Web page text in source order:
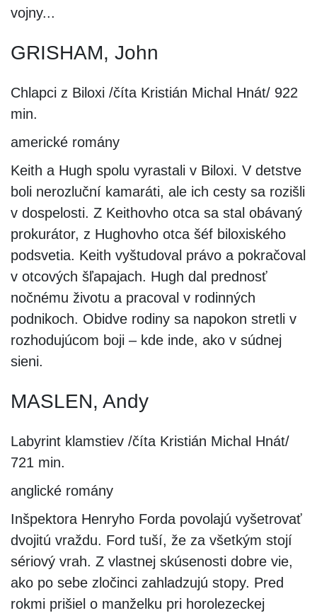
vojny...
GRISHAM, John
Chlapci z Biloxi /číta Kristián Michal Hnát/ 922
min.
americké romány
Keith a Hugh spolu vyrastali v Biloxi. V detstve
boli nerozluční kamaráti, ale ich cesty sa rozišli
v dospelosti. Z Keithovho otca sa stal obávaný
prokurátor, z Hughovho otca šéf biloxiského
podsvetia. Keith vyštudoval právo a pokračoval
v otcových šľapajach. Hugh dal prednosť
nočnému životu a pracoval v rodinných
podnikoch. Obidve rodiny sa napokon stretli v
rozhodujúcom boji – kde inde, ako v súdnej
sieni.
MASLEN, Andy
Labyrint klamstiev /číta Kristián Michal Hnát/
721 min.
anglické romány
Inšpektora Henryho Forda povolajú vyšetrovať
dvojitú vraždu. Ford tuší, že za všetkým stojí
sériový vrah. Z vlastnej skúsenosti dobre vie,
ako po sebe zločinci zahladzujú stopy. Pred
rokmi prišiel o manželku pri horolezeckej